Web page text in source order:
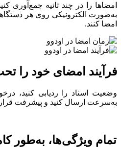
امضاها را در چند ثانیه جمع‌آوری
به‌صورت الکترونیکی روی هر
امضا کنند.
فرآیند امضای خود را
وضعیت اسناد را ردیابی کنید،
به‌سرعت ارسال کنید و پیشرفت
تمام ویژگی‌ها، به‌طور